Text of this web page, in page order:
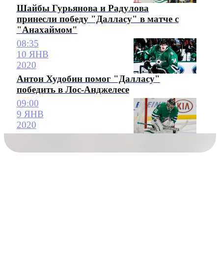
Шайбы Гурьянова и Радулова
принесли победу "Далласу" в матче с
"Анахаймом"
08:35
10 ЯНВ
2020
Антон Худобин помог "Далласу"
победить в Лос-Анджелесе
09:00
9 ЯНВ
2020